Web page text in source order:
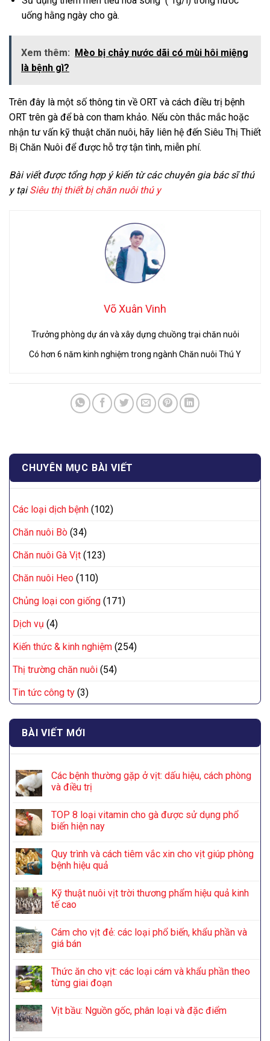
uống hằng ngày cho gà.
Xem thêm: Mèo bị chảy nước dãi có mùi hôi miệng
là bệnh gì?
Trên đây là một số thông tin về ORT và cách điều trị bệnh
ORT trên gà để bà con tham khảo. Nếu còn thắc mắc hoặc
nhận tư vấn kỹ thuật chăn nuôi, hãy liên hệ đến Siêu Thị Thiết
Bị Chăn Nuôi để được hỗ trợ tận tình, miễn phí.
Bài viết được tổng hợp ý kiến từ các chuyên gia bác sĩ thú
y tạiSiêu thị thiết bị chăn nuôi thú y
Võ Xuân Vinh
Trưởng phòng dự án và xây dựng chuồng trại chăn nuôi
Có hơn 6 năm kinh nghiệm trong ngành Chăn nuôi Thú Y
CHUYÊN MỤC BÀI VIẾT
Các loại dịch bệnh (102)
Chăn nuôi Bò (34)
Chăn nuôi Gà Vịt (123)
Chăn nuôi Heo (110)
Chủng loại con giống (171)
Dịch vụ (4)
Kiến thức & kinh nghiệm (254)
Thị trường chăn nuôi (54)
Tin tức công ty (3)
BÀI VIẾT MỚI
Các bệnh thường gặp ở vịt: dấu hiệu, cách phòng
và điều trị
TOP 8 loại vitamin cho gà được sử dụng phổ
biến hiện nay
Quy trình và cách tiêm vắc xin cho vịt giúp phòng
bệnh hiệu quả
Kỹ thuật nuôi vịt trời thương phẩm hiệu quả kinh
tế cao
Cám cho vịt đẻ: các loại phổ biến, khẩu phần và
giá bán
Thức ăn cho vịt: các loại cám và khẩu phần theo
từng giai đoạn
Vịt bầu: Nguồn gốc, phân loại và đặc điểm